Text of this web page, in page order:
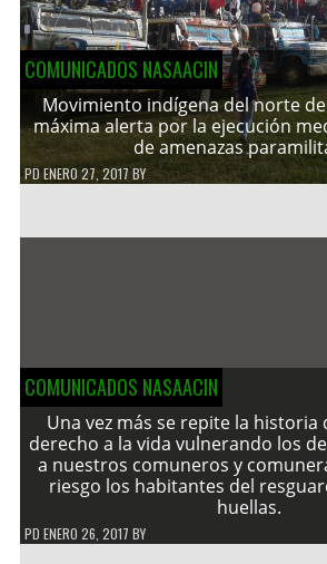
COMUNICADOS NASAACIN
Movimiento indígena del norte
máxima alerta por la ejecución
de amenazas
PDENERO 27, 2017 BY
COMUNICADOS NASAACIN
Una vez más se repite la historia
derecho a la vida vulnerando los
a nuestros comuneros y
riesgo los habitantes del
huellas.
PD ENERO 26, 2017 BY